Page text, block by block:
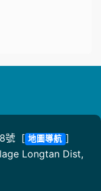
號 [ 地圖導航 ]
Longtan Dist,